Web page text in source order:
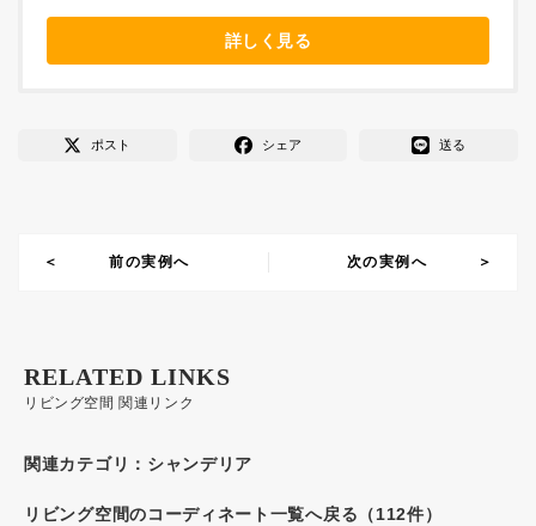
詳しく見る
ポスト シェア 送る
前の実例へ 次の実例へ
リビング空間 関連リンク
RELATED LINKS
関連カテゴリ： シャンデリア
リビング空間のコーディネート一覧へ戻る（112件）